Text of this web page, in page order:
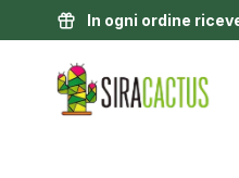
In ogni ordine